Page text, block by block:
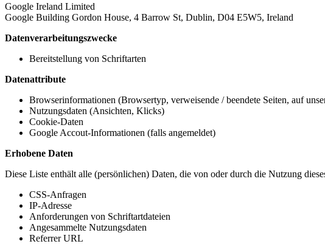
Google Ireland Limited
Google Building Gordon House, 4 Barrow St, Dublin, D04 E5W5, Ireland
Datenverarbeitungszwecke
Bereitstellung von Schriftarten
Datenattribute
Browserinformationen (Browsertyp, verweisende / beendete Seiten, auf
Nutzungsdaten (Ansichten, Klicks)
Cookie-Daten
Google Accout-Informationen (falls angemeldet)
Erhobene Daten
Diese Liste enthält alle (persönlichen) Daten, die von oder durch die Nutzung
CSS-Anfragen
IP-Adresse
Anforderungen von Schriftartdateien
Angesammelte Nutzungsdaten
Referrer URL